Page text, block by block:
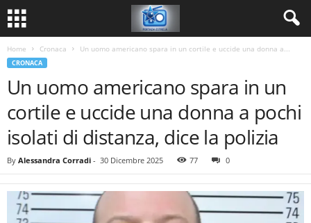
Home Cronaca Un uomo americano spara in un cortile e uccide una donna a...
CRONACA
Un uomo americano spara in un
cortile e uccide una donna a pochi
isolati di distanza, dice la polizia
By Alessandra Corradi - 30 Dicembre 2025 77 0